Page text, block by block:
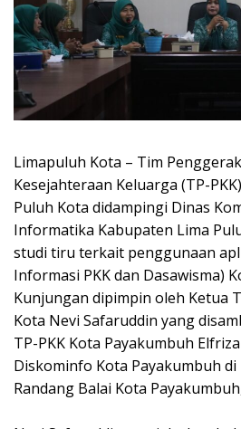
Limapuluh Kota – Tim
Kesejahteraan Keluarga (TP-
Puluh Kota didampingi Dinas
Informatika Kabupaten Lima
studi tiru terkait penggunaan
Informasi PKK dan Dasawisma)
Kunjungan dipimpin oleh Ketua
Kota Nevi Safaruddin yang
TP-PKK Kota Payakumbuh
Diskominfo Kota Payakumbuh
Randang Balai Kota